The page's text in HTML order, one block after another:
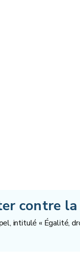
contre
intitulé « Égalité,